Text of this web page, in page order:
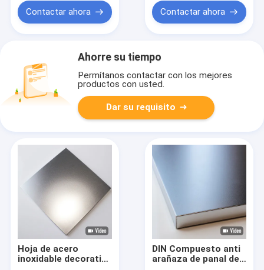
Contactar ahora Contactar ahora
Ahorre su tiempo
Permítanos contactar con los mejores
productos con usted.
Dar su requisito
Hoja de acero
inoxidable decorativa
DIN Compuesto anti
arañaza de panal de